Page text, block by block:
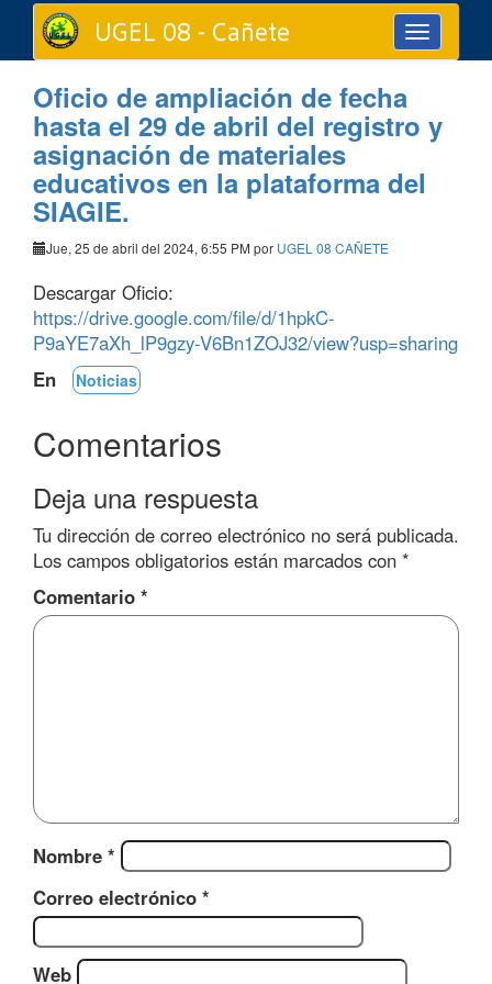
Toggle
navigation
UGEL 08 - Cañete
Oficio de ampliación de fecha
hasta el 29 de abril del registro y
asignación de materiales
educativos en la plataforma del
SIAGIE.
Jue, 25 de abril del 2024, 6:55 PM por UGEL 08 CAÑETE
Descargar Oficio:
https://drive.google.com/file/d/1hpkC-
P9aYE7aXh_lP9gzy-V6Bn1ZOJ32/view?usp=sharing
En
Noticias
Comentarios
Deja una respuesta
Tu dirección de correo electrónico no será publicada.
Los campos obligatorios están marcados con *
Comentario *
Nombre *
Correo electrónico *
Web